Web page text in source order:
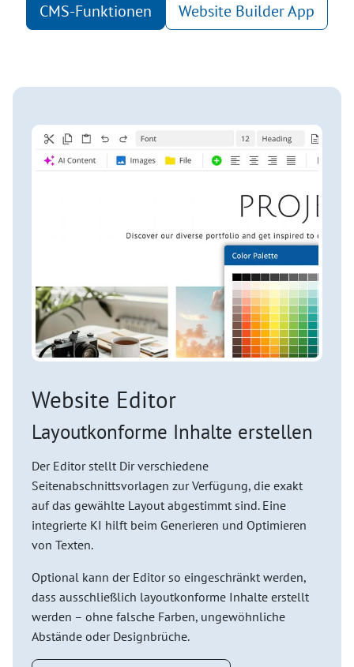
CMS-Funktionen Website Builder App
Website Editor
Layoutkonforme Inhalte erstellen
Der Editor stellt Dir verschiedene
Seitenabschnittsvorlagen zur Verfügung, die exakt
auf das gewählte Layout abgestimmt sind. Eine
integrierte KI hilft beim Generieren und Optimieren
von Texten.
Optional kann der Editor so eingeschränkt werden,
dass ausschließlich layoutkonforme Inhalte erstellt
werden – ohne falsche Farben, ungewöhnliche
Abstände oder Designbrüche.